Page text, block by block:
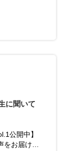
に聞いて
公開中】
をお届け…